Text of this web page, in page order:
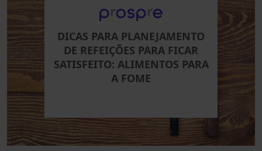
DICAS PARA PLANEJAMENTO
DE REFEIÇÕES PARA FICAR
SATISFEITO: ALIMENTOS PARA
A FOME